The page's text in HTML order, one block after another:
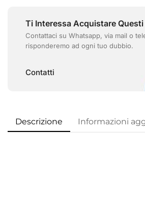
Ti Interessa Acquistare
Contattaci su Whatsapp, via mail o
risponderemo ad ogni tuo dubbio.
Contatti
Descrizione Informazioni